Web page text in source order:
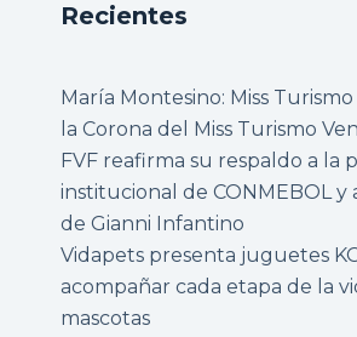
Recientes
María Montesino: Miss
la Corona del Miss Turismo
FVF reafirma su respaldo a la
institucional de CONMEBOL y
de Gianni Infantino
Vidapets presenta juguetes
acompañar cada etapa de la
mascotas